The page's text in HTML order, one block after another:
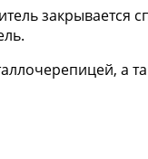
закрывается
а